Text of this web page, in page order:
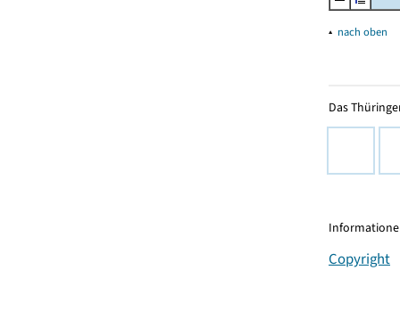
▴ nach oben
Das
Copyright